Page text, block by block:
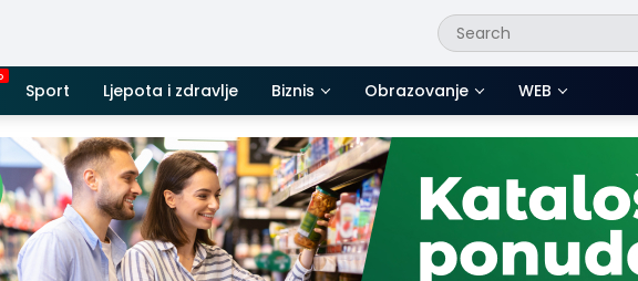
Sport Ljepota i zdravlje Biznis Obrazovanje WEB